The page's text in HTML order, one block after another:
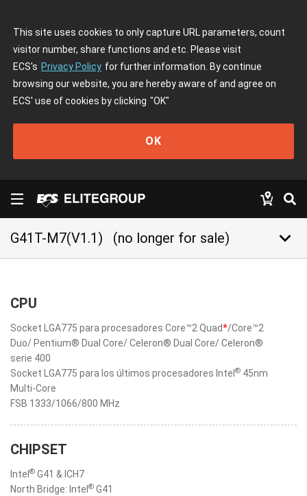
This site uses cookies to only capture URL parameters, count
visitor number, share functions and etc. Please visit
ECS's Privacy Policy for further information. By continue
browsing our website, you are hereby aware of and agree on
ECS' use of cookies by clicking "OK"
OK
G41T-M7(V1.1) (no longer for sale) keyboard_arrow_down
CPU
Socket LGA775 para procesadores Core™2 Quad*/Core™2
Duo/ Pentium® Dual Core/ Celeron® Dual Core/ Celeron®
serie 400
Socket LGA775 para los últimos procesadores Intel ® 45nm
Multi-Core
FSB 1333/1066/800 MHz
CHIPSET
Intel ® G41 & ICH7
North Bridge: Intel ® G41